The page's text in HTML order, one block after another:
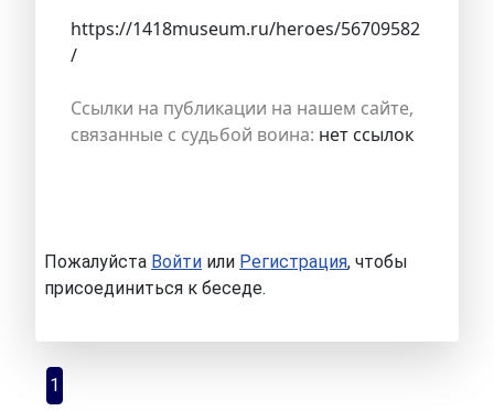
https://1418museum.ru/heroes/56709582
/
Ссылки на публикации на нашем сайте,
связанные с судьбой воина: нет ссылок
Пожалуйста Войти или Регистрация, чтобы
присоединиться к беседе.
1